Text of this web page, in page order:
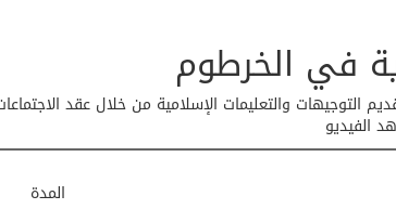
في الخرطوم
التوجيهات والتعليمات الإسلامية من خلال عقد
الفيديو
المدة